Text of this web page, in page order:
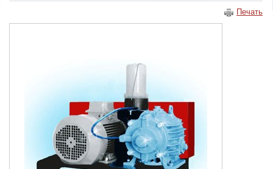
Печать